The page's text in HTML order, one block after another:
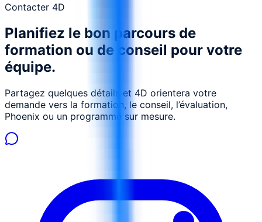
La formation peut être adaptée au secteur, aux
objectifs de performance de l’organisation.
Contacter 4D
Planifiez le bon parcours de
formation ou de conseil pour votre
équipe.
Partagez quelques détails et 4D orientera votre
demande vers la formation, le conseil, l’évaluation,
Phoenix ou un programme sur mesure.